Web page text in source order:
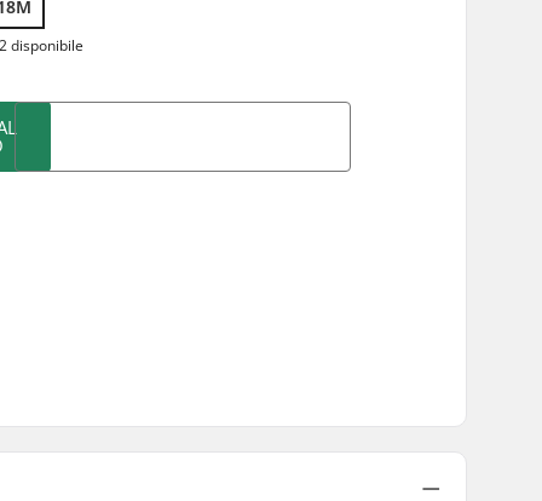
disponibile